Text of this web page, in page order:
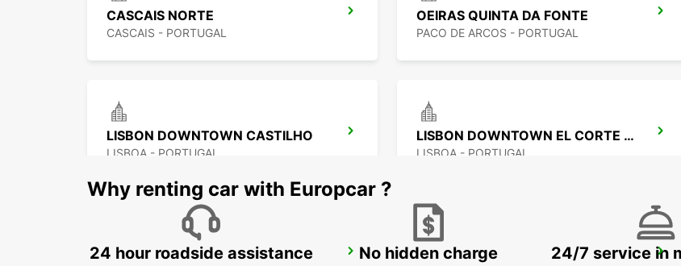
CASCAIS NORTE
CASCAIS - PORTUGAL
OEIRAS QUINTA DA FONTE
PACO DE ARCOS - PORTUGAL
LISBON DOWNTOWN CASTILHO
LISBOA - PORTUGAL
LISBON DOWNTOWN EL CORTE INGLES
LISBOA - PORTUGAL
LISBON DOWNTOWN CITY CENTER CORROIOS SEIXAL
Why renting car with Europcar ?
24 hour roadside assistance No hidden charge
24/7 service in